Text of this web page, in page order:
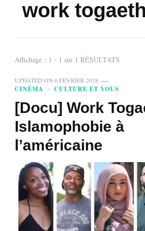
work
Affichage : 1 - 1 sur 1 RÉSULTATS
UPDATED ON 6 FÉVRIER 2018
CINÉMA CULTURE ET VOUS
[Docu] Work
Islamophobie à
l’américaine